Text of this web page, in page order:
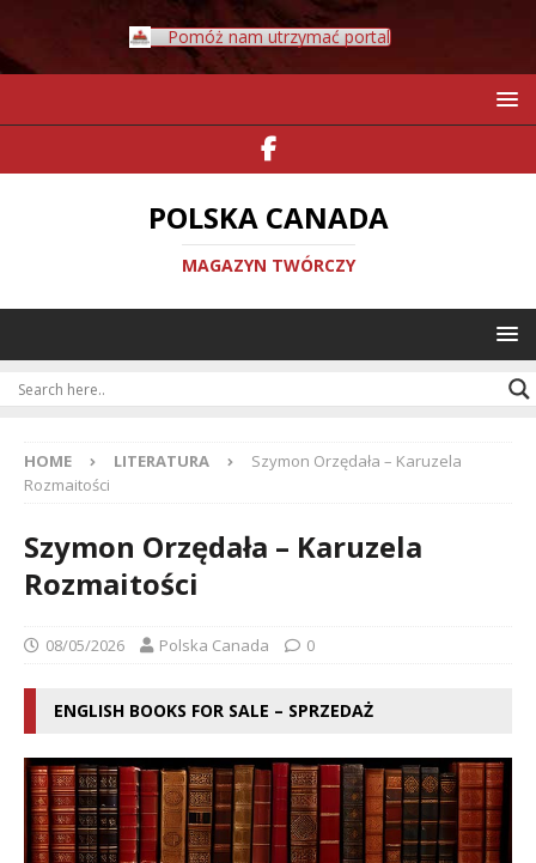
Pomóż nam utrzymać portal
POLSKA CANADA
MAGAZYN TWÓRCZY
HOME LITERATURA
Szymon Orzędała – Karuzela
Rozmaitości
Szymon Orzędała – Karuzela
Rozmaitości
08/05/2026 Polska Canada 0
ENGLISH BOOKS FOR SALE – SPRZEDAŻ